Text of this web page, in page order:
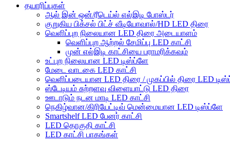
தயாரிப்புகள்
ஆல் இன் ஒன்/ரீடெய்ல் எல்இடி போஸ்டர்
குறுகிய பிக்சல் பிட்ச் வீடியோவால்/HD LED திரை
வெளிப்புற நிலையான LED திரை அடையாளம்
வெளிப்புற ஆற்றல் சேமிப்பு LED காட்சி
முன் எல்இடி காட்சியை பராமரிக்கவும்
உட்புற நிலையான LED டிஸ்ப்ளே
மேடை வாடகை LED காட்சி
வெளிப்படையான LED திரை / முகப்பில் திரை LED
ஸ்டேடியம் சுற்றளவு விளையாட்டு LED திரை
ஊடாடும் நடன மாடி LED காட்சி
நெகிழ்வான/கிரியேட்டிவ் மென்மையான LED டிஸ்ப்ளே
Smartshelf LED பேனர் காட்சி
LED தொகுதி காட்சி
LED காட்சி பாகங்கள்